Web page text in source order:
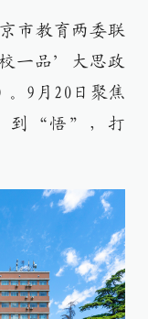
市教育两委联
一品’大思政
。9月20日聚焦
到“悟”，打